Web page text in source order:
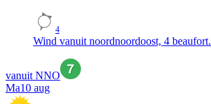
4
Wind vanuit noordnoordoost, 4 beaufort.
vanuit NNO
Ma10 aug